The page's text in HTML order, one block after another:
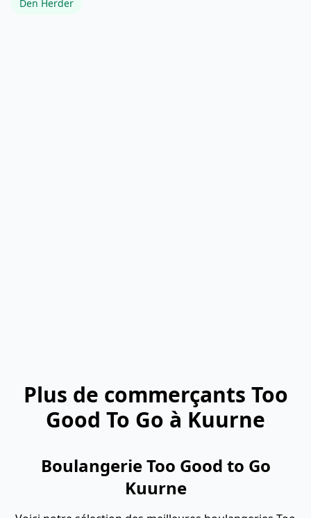
Den Herder
Plus de commerçants Too
Good To Go à Kuurne
Boulangerie Too Good to Go
Kuurne